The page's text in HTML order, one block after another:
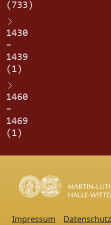
(733)
1430
–
1439
(1)
1460
–
1469
(1)
Impressum